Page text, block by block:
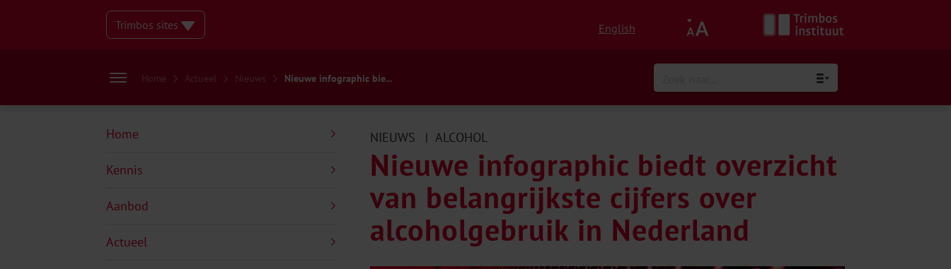
Trimbos sites English
Home Actueel Nieuws Nieuwe infographic bie...
Home
Kennis
Aanbod
Actueel
NIEUWS | ALCOHOL
Nieuwe infographic biedt overzicht
van belangrijkste cijfers over
alcoholgebruik in Nederland